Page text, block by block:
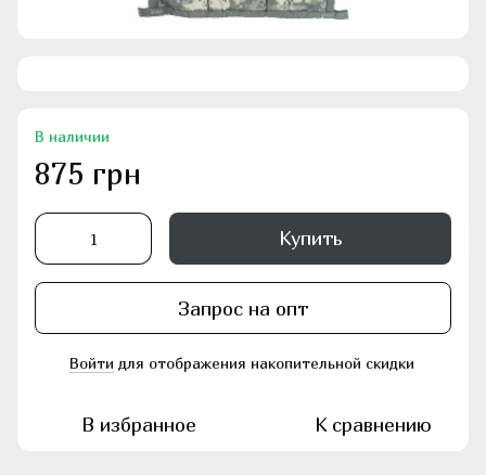
В наличии
875 грн
Купить
Запрос на опт
Войти для отображения накопительной скидки
В избранное К сравнению